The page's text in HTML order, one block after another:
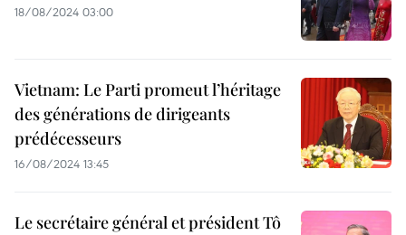
18/08/2024 03:00
Vietnam: Le Parti promeut l’héritage
des générations de dirigeants
prédécesseurs
16/08/2024 13:45
Le secrétaire général et président Tô